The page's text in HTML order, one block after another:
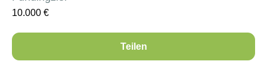
10.000 €
Teilen